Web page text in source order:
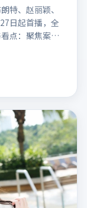
特、赵丽颖、
日起首播，全
点：聚焦案件
戏剧冲突。本
「韩国」
阅读简介与主